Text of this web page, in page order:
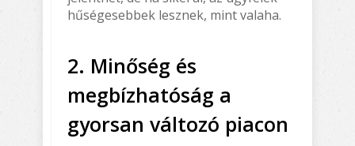
hűségesebbek lesznek, mint valaha.
2. Minőség és
megbízhatóság a
gyorsan változó piacon